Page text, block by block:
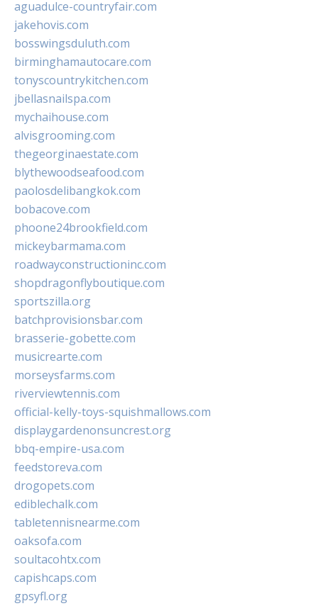
aguadulce-countryfair.com
jakehovis.com
bosswingsduluth.com
birminghamautocare.com
tonyscountrykitchen.com
jbellasnailspa.com
mychaihouse.com
alvisgrooming.com
thegeorginaestate.com
blythewoodseafood.com
paolosdelibangkok.com
bobacove.com
phoone24brookfield.com
mickeybarmama.com
roadwayconstructioninc.com
shopdragonflyboutique.com
sportszilla.org
batchprovisionsbar.com
brasserie-gobette.com
musicrearte.com
morseysfarms.com
riverviewtennis.com
official-kelly-toys-squishmallows.com
displaygardenonsuncrest.org
bbq-empire-usa.com
feedstoreva.com
drogopets.com
ediblechalk.com
tabletennisnearme.com
oaksofa.com
soultacohtx.com
capishcaps.com
gpsyfl.org